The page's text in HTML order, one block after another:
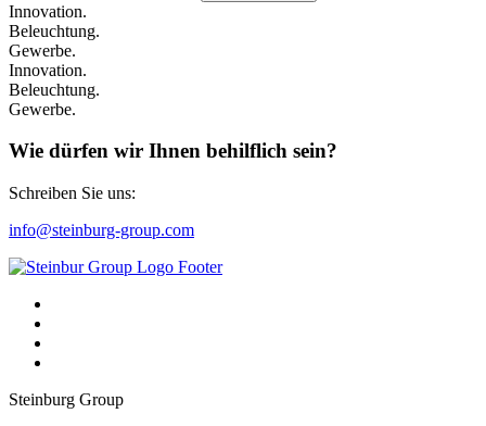
Innovation.
Beleuchtung.
Gewerbe.
Innovation.
Beleuchtung.
Gewerbe.
Wie dürfen wir Ihnen behilflich sein?
Schreiben Sie uns:
info@steinburg-group.com
Steinburg Group